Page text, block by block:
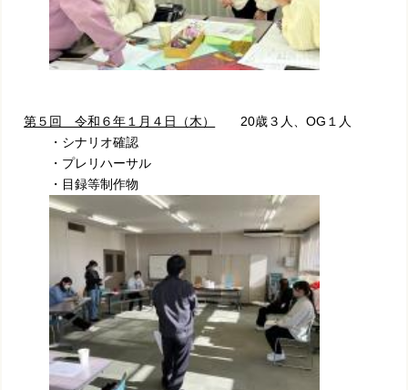
第５回 令和６年１月４日（木）
20歳３人、OG１人
・シナリオ確認
・プレリハーサル
・目録等制作物